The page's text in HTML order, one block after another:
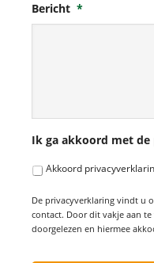
Bericht *
Ik ga akkoord met
Akkoord
De privacyverklaring vindt u
contact. Door dit vakje aan
doorgelezen en hiermee